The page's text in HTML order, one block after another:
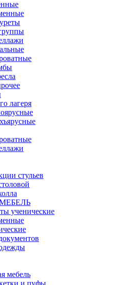
лагеря
стульев
ученические
мебель
и пуфы